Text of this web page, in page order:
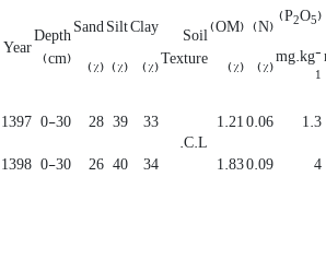
(P
2O5
)
mg.kg-
1
(N)
(%)
(OM)
(%)
Soil
Texture
Clay
(%)
Silt
(%)
Sand
(%)
Depth
(cm)
Year
1.3
0.06
1.21
C.L.
33
39
28
0-30
1397
4
0.09
1.83
34
40
26
0-30
1398